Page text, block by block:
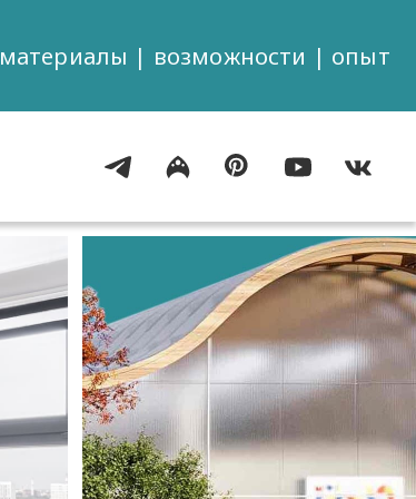
материалы | возможности | опыт